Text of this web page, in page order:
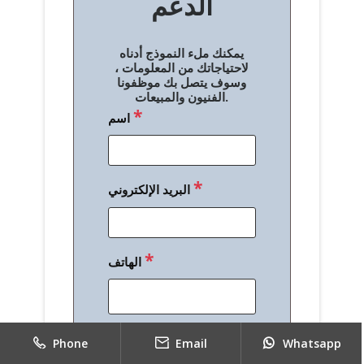
يمكنك ملء النموذج أدناه
لاحتياجاتك من المعلومات ،
وسوف يتصل بك موظفونا
الفنيون والمبيعات.
اسم*
البريد الإلكتروني*
الهاتف*
Phone Email Whatsapp